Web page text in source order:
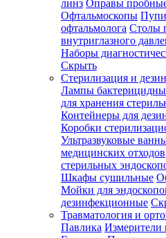
линз Оправы
Офтальмоскопы
офтальмолога Столы
внутриглазного
Наборы
Скрыть
Стерилизация и
Лампы
для хранения
Контейнеры для
Коробки
Ультразвуковые
медицинских отходов
стерильных
Шкафы сушильные
Мойки для
дезинфекционные
Травматология и
Павлика Измерители